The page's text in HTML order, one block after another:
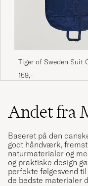
Tiger of Sweden Suit
159,-
Andet fra
Baseret på den
godt håndværk,
naturmaterialer og
og praktiske design
perfekte følgesvend
de bedste materialer